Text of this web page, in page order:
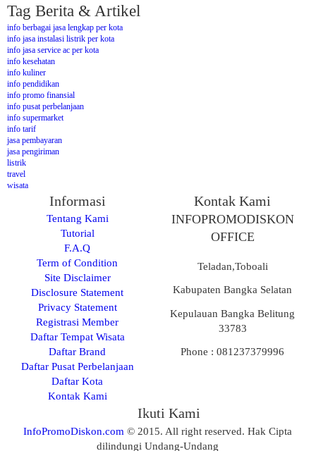
Tag Berita & Artikel
info berbagai jasa lengkap per kota
info jasa instalasi listrik per kota
info jasa service ac per kota
info kesehatan
info kuliner
info pendidikan
info promo finansial
info pusat perbelanjaan
info supermarket
info tarif
jasa pembayaran
jasa pengiriman
listrik
travel
wisata
Informasi
Tentang Kami
Tutorial
F.A.Q
Term of Condition
Site Disclaimer
Disclosure Statement
Privacy Statement
Registrasi Member
Daftar Tempat Wisata
Daftar Brand
Daftar Pusat Perbelanjaan
Daftar Kota
Kontak Kami
Kontak Kami
INFOPROMODISKON
OFFICE
Teladan,Toboali
Kabupaten Bangka Selatan
Kepulauan Bangka Belitung
33783
Phone : 081237379996
Ikuti Kami
InfoPromoDiskon.com © 2015. All right reserved. Hak Cipta
dilindungi Undang-Undang